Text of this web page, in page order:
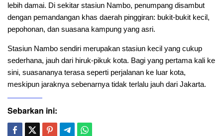
lebih damai. Di sekitar stasiun Nambo, penumpang disambut
dengan pemandangan khas daerah pinggiran: bukit-bukit kecil,
pepohonan, dan suasana kampung yang asri.
Stasiun Nambo sendiri merupakan stasiun kecil yang cukup
sederhana, jauh dari hiruk-pikuk kota. Bagi yang pertama kali ke
sini, suasananya terasa seperti perjalanan ke luar kota,
meskipun jaraknya sebenarnya tidak terlalu jauh dari Jakarta.
Sebarkan ini: